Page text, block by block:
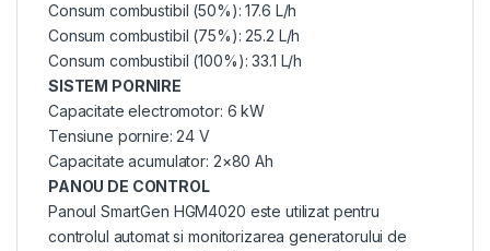
Consum combustibil (50%): 17.6 L/h
Consum combustibil (75%): 25.2 L/h
Consum combustibil (100%): 33.1 L/h
SISTEM PORNIRE
Capacitate electromotor: 6 kW
Tensiune pornire: 24 V
Capacitate acumulator: 2×80 Ah
PANOU DE CONTROL
Panoul SmartGen HGM4020 este utilizat pentru
controlul automat si monitorizarea generatorului de